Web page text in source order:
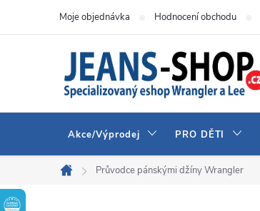
Moje objednávka Hodnocení obchodu
Akce/Výprodej PRO DĚTI
Domů
Průvodce pánskými džíny Wrangler